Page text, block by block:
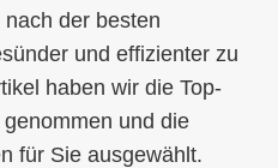
der besten
und effizienter zu
haben wir die Top-
und die
für Sie ausgewählt.